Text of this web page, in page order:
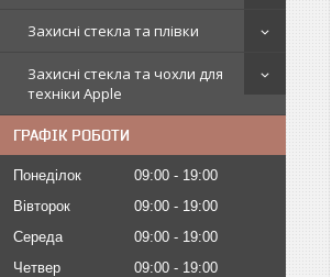
Захисні стекла та плівки
Захисні стекла та чохли для
техніки Apple
ГРАФІК РОБОТИ
Понеділок 09:00
19:00
Вівторок
09:00
19:00
Середа
09:00
19:00
Четвер
09:00
19:00